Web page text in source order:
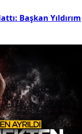
Başkan Yıldırım